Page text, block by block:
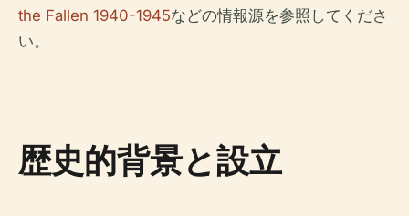
the Fallen 1940-1945などの情報源を参照してくださ
い。
歴史的背景と設立